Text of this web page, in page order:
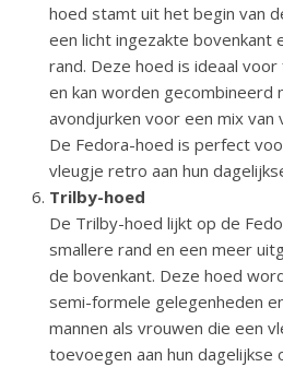
hoed stamt uit het begin van
een licht ingezakte bovenkant
rand. Deze hoed is ideaal
en kan worden gecombineerd
avondjurken voor een mix
De Fedora-hoed is perfect
vleugje retro aan hun
Trilby-hoed
De Trilby-hoed lijkt op de
smallere rand en een meer
de bovenkant. Deze hoed
semi-formele gelegenheden
mannen als vrouwen die een
toevoegen aan hun dagelijkse